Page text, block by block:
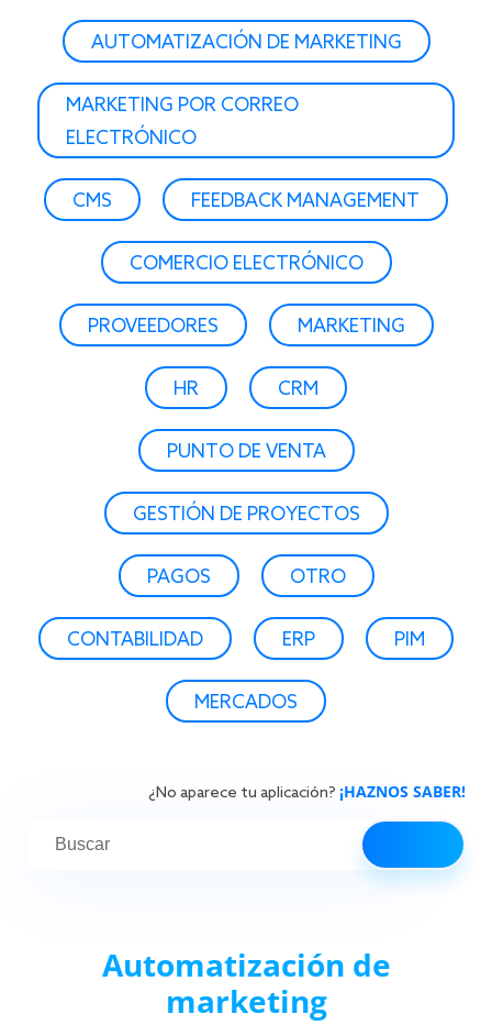
¿No aparece tu aplicación? ¡HAZNOS SABER!
Automatización de
marketing
AUTOMATIZACIÓN DE MARKETING
MARKETING POR CORREO
ELECTRÓNICO
CMS FEEDBACK MANAGEMENT
COMERCIO ELECTRÓNICO
PROVEEDORES MARKETING
HR CRM
PUNTO DE VENTA
GESTIÓN DE PROYECTOS
PAGOS OTRO
CONTABILIDAD ERP PIM
MERCADOS